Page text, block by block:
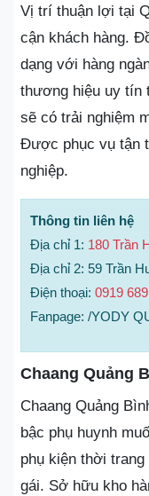
Vị trí thuận lợi tại
cận khách hàng.
dạng với hàng
thương hiệu uy tín
sẽ có trải nghiệm
Được phục vụ tận
nghiệp.
Thông tin liên hệ
Địa chỉ 1: 180 Trần
Địa chỉ 2: 59 Trần
Điện thoại: 0919
Fanpage: /YODY
Chaang Quảng
Chaang Quảng
bậc phụ huynh
phụ kiện thời
gái. Sở hữu kho